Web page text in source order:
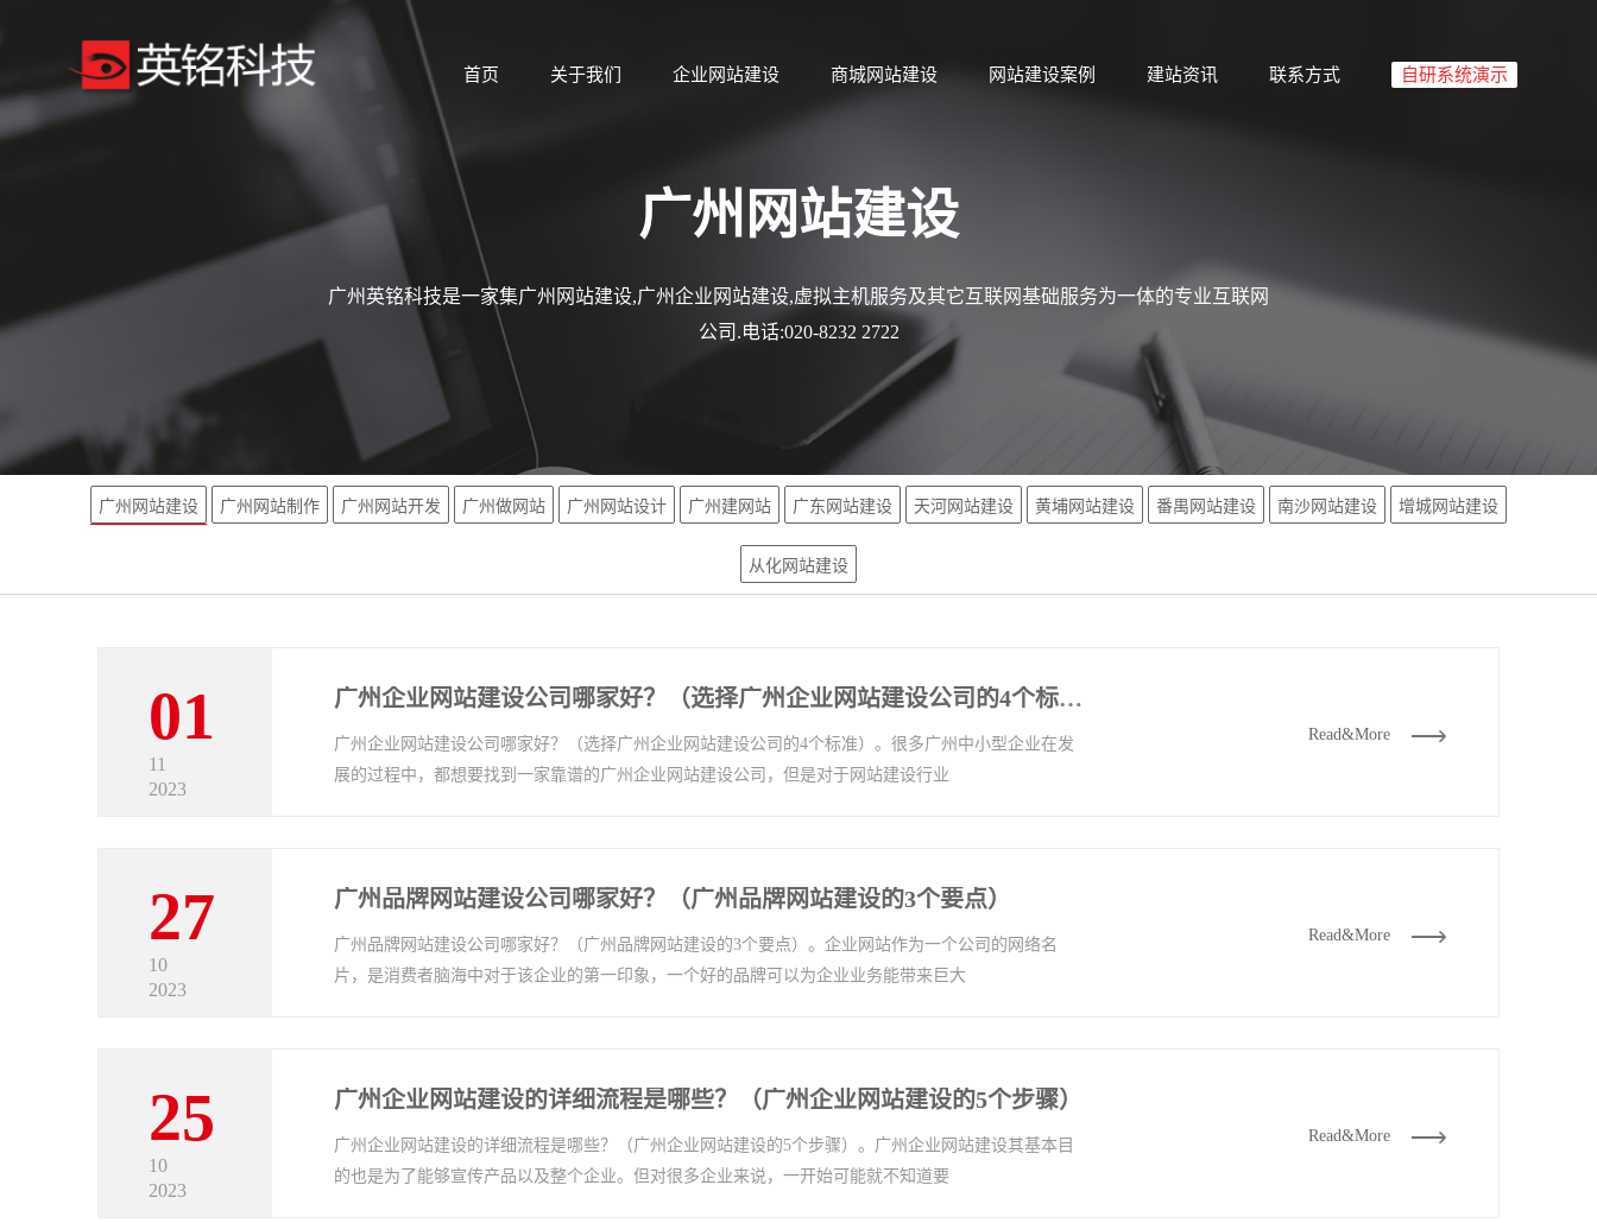
首页 关于我们 企业网站建设 商城网站建设 网站建设案例 建站资讯 联系方式 自研系统演示
广州网站建设
广州英铭科技是一家集广州网站建设,广州企业网站建设,虚拟主机服务及其它互联网基础服务为一体的专业互联网
公司.电话:020-8232 2722
广州网站建设 广州网站制作 广州网站开发 广州做网站 广州网站设计 广州建网站 广东网站建设 天河网站建设 黄埔网站建设 番禺网站建设 南沙网站建设 增城网站建设
从化网站建设
01
11
2023
广州企业网站建设公司哪家好？（选择广州企业网站建设公司的4个标准）
广州企业网站建设公司哪家好？（选择广州企业网站建设公司的4个标准）。很多广州中小型企业在发
展的过程中，都想要找到一家靠谱的广州企业网站建设公司，但是对于网站建设行业
Read&More
27
10
2023
广州品牌网站建设公司哪家好？（广州品牌网站建设的3个要点）
广州品牌网站建设公司哪家好？（广州品牌网站建设的3个要点）。企业网站作为一个公司的网络名
片，是消费者脑海中对于该企业的第一印象，一个好的品牌可以为企业业务能带来巨大
Read&More
25
10
2023
广州企业网站建设的详细流程是哪些？（广州企业网站建设的5个步骤）
广州企业网站建设的详细流程是哪些？（广州企业网站建设的5个步骤）。广州企业网站建设其基本目
的也是为了能够宣传产品以及整个企业。但对很多企业来说，一开始可能就不知道要
Read&More